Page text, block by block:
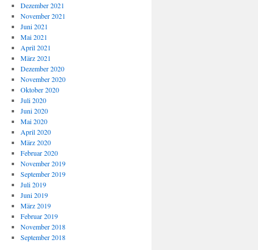
Dezember 2021
November 2021
Juni 2021
Mai 2021
April 2021
März 2021
Dezember 2020
November 2020
Oktober 2020
Juli 2020
Juni 2020
Mai 2020
April 2020
März 2020
Februar 2020
November 2019
September 2019
Juli 2019
Juni 2019
März 2019
Februar 2019
November 2018
September 2018